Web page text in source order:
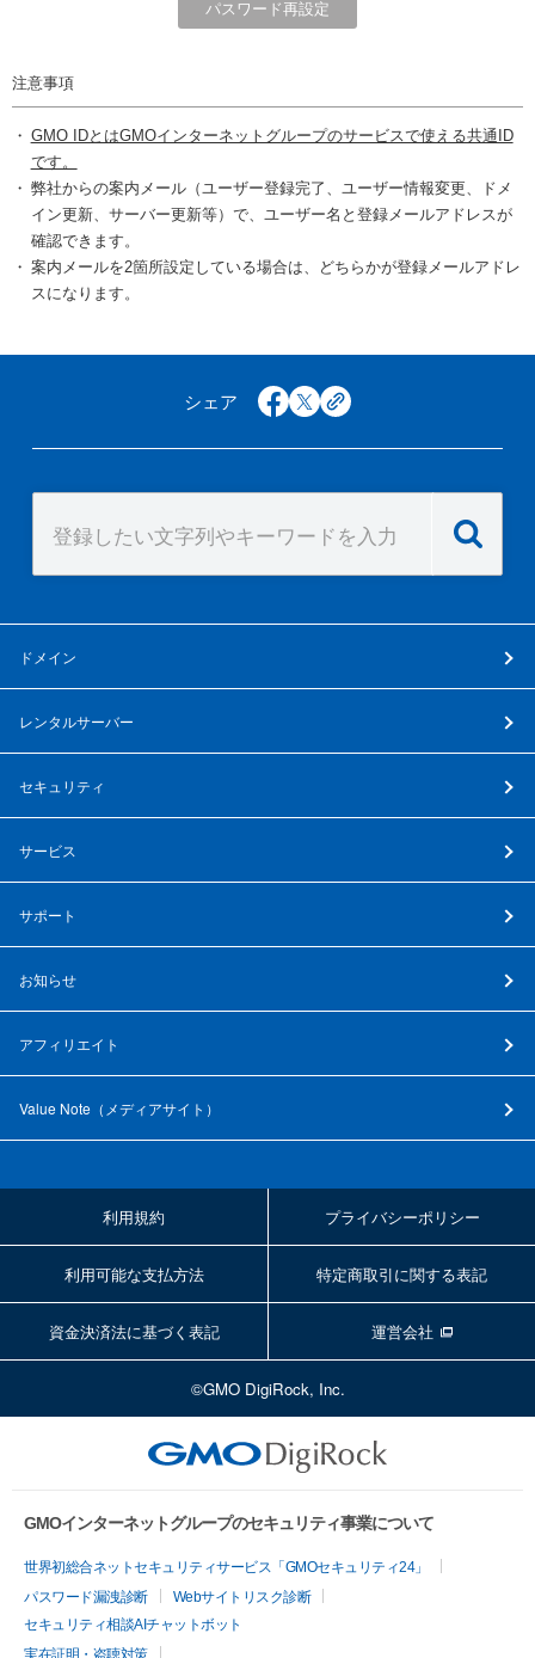
注意事項
GMO IDとはGMOインターネットグループのサービスで使える共通ID
です。
弊社からの案内メール（ユーザー登録完了、ユーザー情報変更、ドメ
イン更新、サーバー更新等）で、ユーザー名と登録メールアドレスが
確認できます。
案内メールを2箇所設定している場合は、どちらかが登録メールアドレ
スになります。
シェア facebook
x copy
ドメイン
レンタルサーバー
セキュリティ
サービス
サポート
お知らせ
アフィリエイト
Value Note（ メディアサイト ）
利用規約 プライバシーポリシー
利用可能な支払方法 特定商取引に関する表記
資金決済法に基づく表記 運営会社
©GMO DigiRock, Inc.
GMOインターネットグループのセキュリティ事業について
世界初総合ネットセキュリティサービス「GMOセキュリティ24」
パスワード漏洩診断
Webサイトリスク診断
セキュリティ相談AIチャットボット
実在証明・盗聴対策